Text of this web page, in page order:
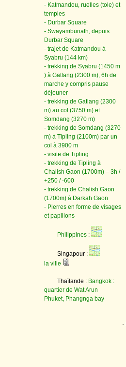
- Katmandou, ruelles (tole) et
temples
- Durbar Square
- Swayambunath, depuis
Durbar Square
- trajet de Katmandou à
Syabru (144 km)
- trekking de Syabru (1450 m
) à Gatlang (2300 m), 6h de
marche y compris pause
déjeuner
- trekking de Gatlang (2300
m) au col (3750 m) et
Somdang (3270 m)
- trekking de Somdang (3270
m) à Tipling (2100m) par un
col à 3900 m
- visite de Tipling
- trekking de Tipling à
Chalish Gaon (1700m) – 3h /
+250 / -600
- trekking de Chalish Gaon
(1700m) à Darkah Gaon
- Pierres en forme de visages
et papillons
Philippines :
Singapour :
la ville
Thaïlande : Bangkok :
quartier de Wat Arun
Phuket, Phangnga bay
·